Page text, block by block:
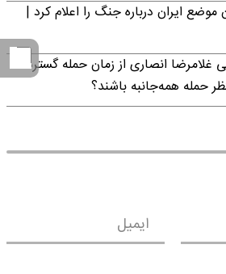
ایران درباره جنگ را اعلام کرد |
انصاری از زمان حمله گسترده
حمله همه‌جانبه باشند؟
ایمیل